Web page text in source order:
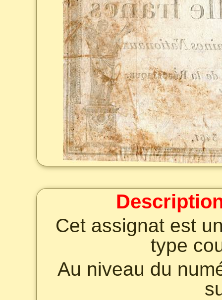
Cet assignat est
type
Au niveau du